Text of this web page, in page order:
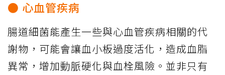
● 心血管疾病
腸道細菌能產生一些與心血管疾病相關的代
謝物，可能會讓血小板過度活化，造成血脂
異常，增加動脈硬化與血栓風險。並非只有